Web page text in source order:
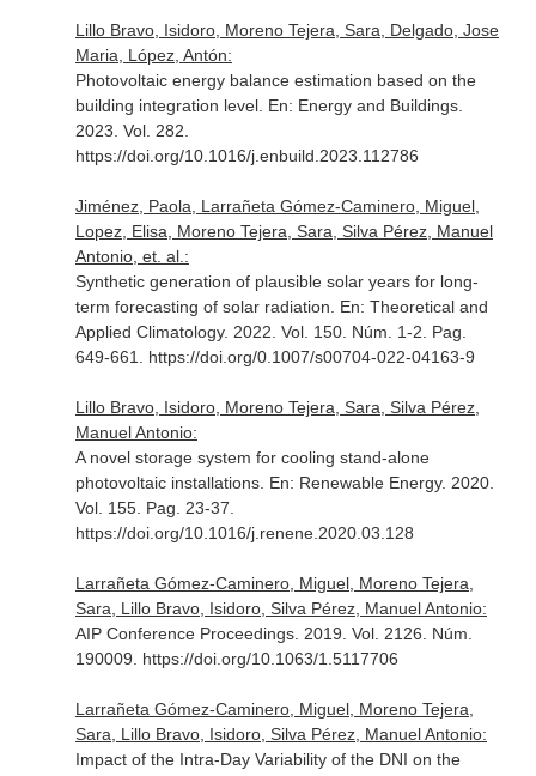
Lillo Bravo, Isidoro, Moreno Tejera, Sara, Delgado, Jose
Maria, López, Antón:
Photovoltaic energy balance estimation based on the
building integration level. En: Energy and Buildings.
2023. Vol. 282.
https://doi.org/10.1016/j.enbuild.2023.112786
Jiménez, Paola, Larrañeta Gómez-Caminero, Miguel,
Lopez, Elisa, Moreno Tejera, Sara, Silva Pérez, Manuel
Antonio, et. al.:
Synthetic generation of plausible solar years for long-
term forecasting of solar radiation. En: Theoretical and
Applied Climatology. 2022. Vol. 150. Núm. 1-2. Pag.
649-661. https://doi.org/0.1007/s00704-022-04163-9
Lillo Bravo, Isidoro, Moreno Tejera, Sara, Silva Pérez,
Manuel Antonio:
A novel storage system for cooling stand-alone
photovoltaic installations. En: Renewable Energy. 2020.
Vol. 155. Pag. 23-37.
https://doi.org/10.1016/j.renene.2020.03.128
Larrañeta Gómez-Caminero, Miguel, Moreno Tejera,
Sara, Lillo Bravo, Isidoro, Silva Pérez, Manuel Antonio:
AIP Conference Proceedings. 2019. Vol. 2126. Núm.
190009. https://doi.org/10.1063/1.5117706
Larrañeta Gómez-Caminero, Miguel, Moreno Tejera,
Sara, Lillo Bravo, Isidoro, Silva Pérez, Manuel Antonio:
Impact of the Intra-Day Variability of the DNI on the